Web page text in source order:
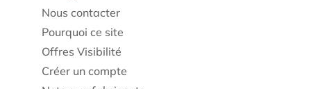
Nous contacter
Pourquoi ce site
Offres Visibilité
Créer un compte